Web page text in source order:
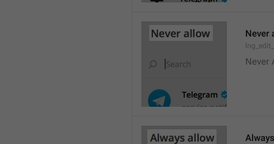
Never
Never